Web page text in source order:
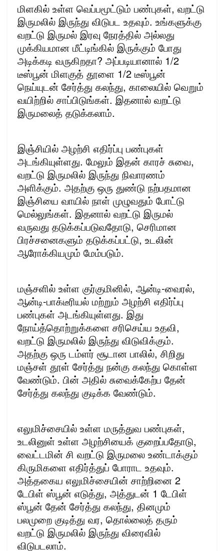
மிளகில் உள்ள வெப்பமூட்டும் பண்புகள், வறட்டு
இருமலில் இருந்து விடுபட உதவும். உங்களுக்கு
வறட்டு இருமல் இரவு நேரத்தில் அல்லது
முக்கியமான மீட்டிங்கில் இருக்கும் போது
அடிக்கடி வருகிறதா? அப்படியானால் 1/2
டீஸ்பூன் மிளகுத் தூளை 1/2 டீஸ்பூன்
நெய்யுடன் சேர்த்து கலந்து, காலையில் வெறும்
வயிற்றில் சாப்பிடுங்கள். இதனால் வறட்டு
இருமலைத் தடுக்கலாம்.
இஞ்சியில் அழற்சி எதிர்ப்பு பண்புகள்
அடங்கியுள்ளது. மேலும் இதன் காரச் சுவை,
வறட்டு இருமலில் இருந்து நிவாரணம்
அளிக்கும். அதற்கு ஒரு துண்டு நற்பதமான
இஞ்சியை வாயில் நாள் முழுவதும் போட்டு
மெல்லுங்கள். இதனால் வறட்டு இருமல்
வருவது தடுக்கப்படுவதோடு, செரிமான
பிரச்சனைகளும் தடுக்கப்பட்டு, உடலின்
ஆரோக்கியமும் மேம்படும்.
மஞ்சளில் உள்ள குர்குமினில், ஆன்டி-வைரல்,
ஆன்டி-பாக்டீரியல் மற்றும் அழற்சி எதிர்ப்பு
பண்புகள் அடங்கியுள்ளது. இது
நோய்த்தொற்றுக்களை சரிசெய்ய உதவி,
வறட்டு இருமலில் இருந்து விடுவிக்கும்.
அதற்கு ஒரு டம்ளர் சூடான பாலில், சிறிது
மஞ்சள் தூள் சேர்த்து நன்கு கலந்து கொள்ள
வேண்டும். பின் அதில் சுவைக்கேற்ப தேன்
சேர்த்து கலந்து குடிக்க வேண்டும்.
எலுமிச்சையில் உள்ள மருத்துவ பண்புகள்,
உடலினுள் உள்ள அழற்சியைக் குறைப்பதோடு,
வைட்டமின் சி வறட்டு இருமலை உண்டாக்கும்
கிருமிகளை எதிர்த்துப் போராட உதவும்.
அத்தகைய எலுமிச்சையின் சாற்றினை 2
டேபிள் ஸ்பூன் எடுத்து, அத்துடன் 1 டேபிள்
ஸ்பூன் தேன் சேர்த்து கலந்து, தினமும்
பலமுறை குடித்து வர, தொல்லைத் தரும்
வறட்டு இருமலில் இருந்து விரைவில்
விடுபடலாம்.